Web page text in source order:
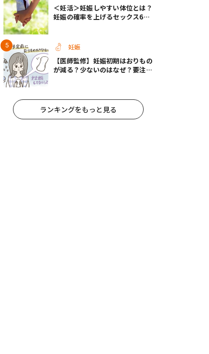
＜妊活＞妊娠しやすい体位とは？
妊娠の確率を上げるセックス6つ
妊娠
【医師監修】妊娠初期はおりもの
が減る？少ないのはなぜ？要注意
ランキングをもっと見る